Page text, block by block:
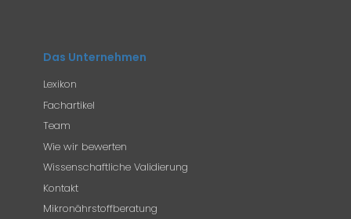
Das Unternehmen
Lexikon
Fachartikel
Team
Wie wir bewerten
Wissenschaftliche Validierung
Kontakt
Mikronährstoffberatung